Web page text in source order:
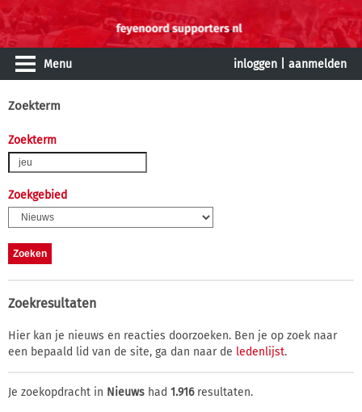
Menu inloggen aanmelden
Zoekterm
Zoekterm
Zoekgebied
Zoekresultaten
Hier kan je nieuws en reacties doorzoeken. Ben je op zoek naar
een bepaald lid van de site, ga dan naar de ledenlijst.
Je zoekopdracht in Nieuws had 1.916resultaten.